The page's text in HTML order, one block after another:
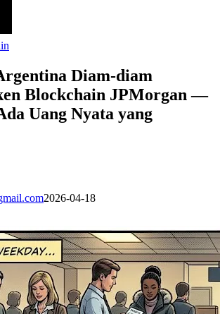
Diam-diam
Blockchain JPMorgan —
Uang Nyata yang
2026-04-18